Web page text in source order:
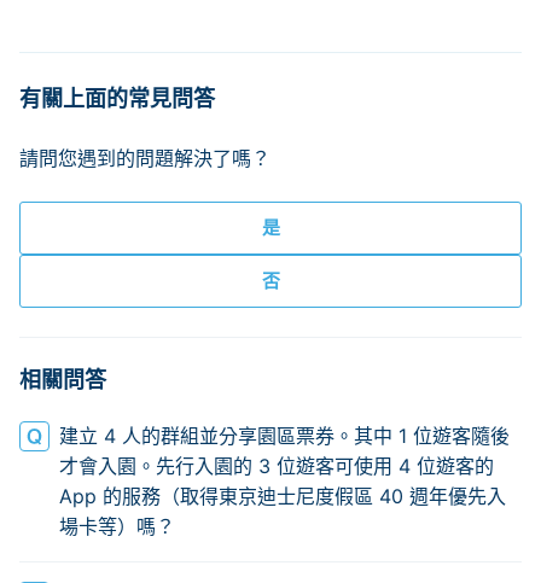
有關上面的常見問答
請問您遇到的問題解決了嗎？
相關問答
建立 4 人的群組並分享園區票券。其中 1 位遊客隨後
才會入園。先行入園的 3 位遊客可使用 4 位遊客的
App 的服務（取得東京迪士尼度假區 40 週年優先入
場卡等）嗎？